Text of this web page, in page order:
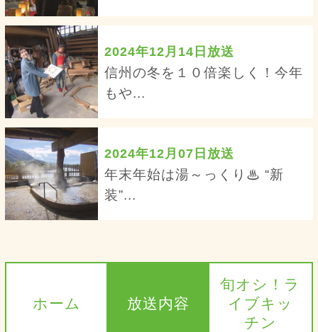
2024年12月14日放送
信州の冬を１０倍楽しく！今年
もや...
2024年12月07日放送
年末年始は湯～っくり♨ “新
装”...
ホーム 放送内容
旬オシ！ラ
イブキッ
チン